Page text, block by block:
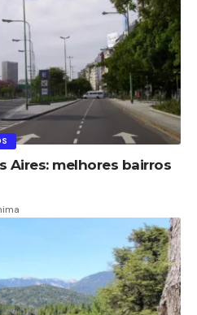
Aires: melhores bairros